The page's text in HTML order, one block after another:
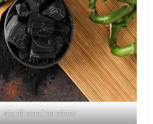
बांस की लकड़ी का कोयला